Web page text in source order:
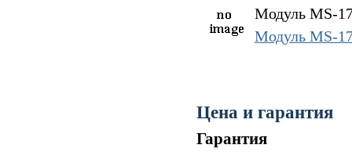
Модуль MS-
Модуль MS-
Цена и гарантия
Гарантия